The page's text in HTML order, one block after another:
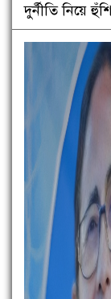
দুর্নীতি নিয়ে